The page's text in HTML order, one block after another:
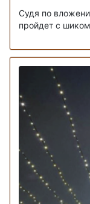
Судя по
пройдет с шиком